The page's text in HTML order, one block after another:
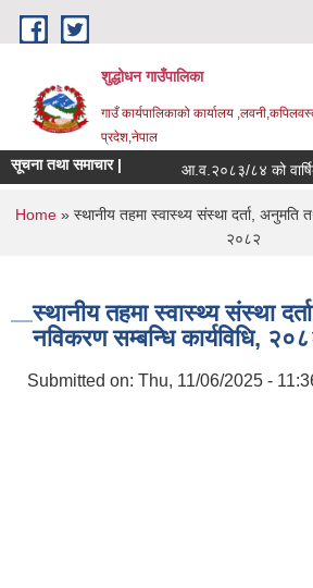
Skip to main content
शुद्धोधन गाउँपालिका
गाउँ कार्यपालिकाको कार्यालय
प्रदेश,नेपाल
सूचना तथा समाचार | आ.व.२०८३/८४ को
You are here
Home» स्थानीय तहमा स्वास्थ्य संस्था दर्ता, अनुमति
२०८२
स्थानीय तहमा स्वास्थ्य संस्था
नविकरण सम्बन्धि कार्यविधि,
Submitted on: Thu, 11/06/2025 -